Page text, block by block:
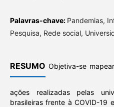
Palavras-chave: Pandemias,
Pesquisa, Rede social,
RESUMO Objetiva-se
ações realizadas pelas
brasileiras frente à COVID-19